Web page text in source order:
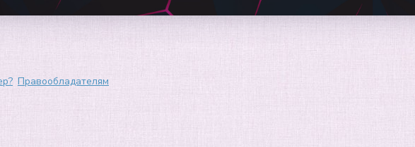
Правообладателям